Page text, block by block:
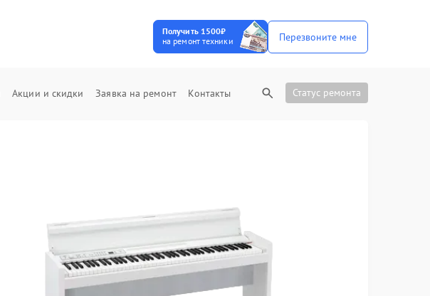
Получить 1500₽
на ремонт техники
Перезвоните мне
Акции и скидки Заявка на ремонт Контакты Статус ремонта